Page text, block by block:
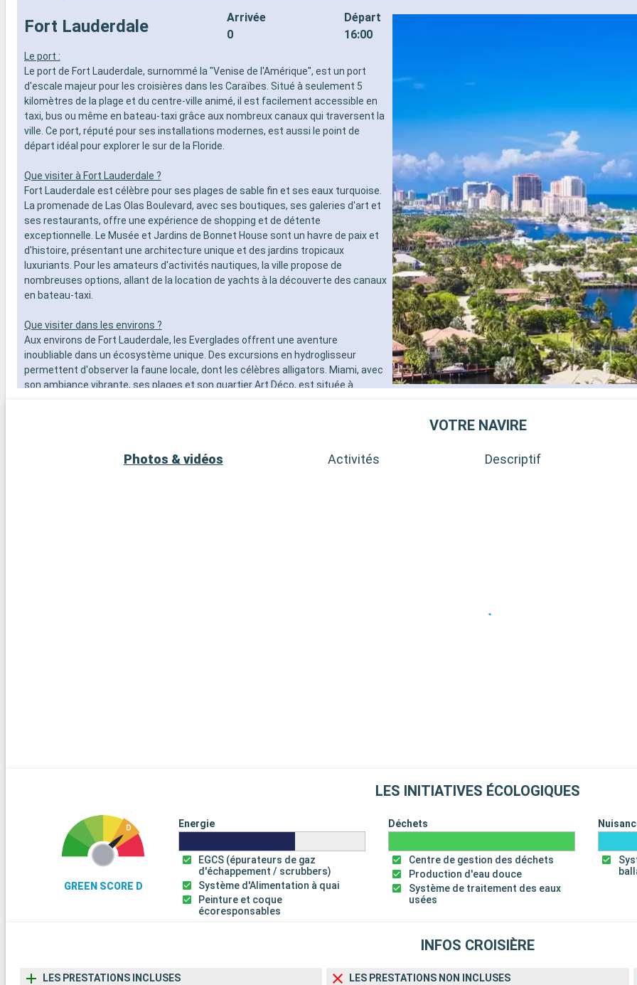
Fort Lauderdale
Arrivée
0
Départ
16:00
Le port :
Le port de Fort Lauderdale, surnommé la "Venise de l'Amérique", est un port
d'escale majeur pour les croisières dans les Caraïbes. Situé à seulement 5
kilomètres de la plage et du centre-ville animé, il est facilement accessible en
taxi, bus ou même en bateau-taxi grâce aux nombreux canaux qui traversent la
ville. Ce port, réputé pour ses installations modernes, est aussi le point de
départ idéal pour explorer le sur de la Floride.
Que visiter à Fort Lauderdale ?
Fort Lauderdale est célèbre pour ses plages de sable fin et ses eaux turquoise.
La promenade de Las Olas Boulevard, avec ses boutiques, ses galeries d'art et
ses restaurants, offre une expérience de shopping et de détente
exceptionnelle. Le Musée et Jardins de Bonnet House sont un havre de paix et
d'histoire, présentant une architecture unique et des jardins tropicaux
luxuriants. Pour les amateurs d'activités nautiques, la ville propose de
nombreuses options, allant de la location de yachts à la découverte des canaux
en bateau-taxi.
Que visiter dans les environs ?
Aux environs de Fort Lauderdale, les Everglades offrent une aventure
inoubliable dans un écosystème unique. Des excursions en hydroglisseur
permettent d'observer la faune locale, dont les célèbres alligators. Miami, avec
son ambiance vibrante, ses plages et son quartier Art Déco, est située à
VOTRE NAVIRE
Photos & vidéos Activités Descriptif
LES INITIATIVES ÉCOLOGIQUES
GREEN SCORE D
Energie
EGCS (épurateurs de gaz
d'échappement / scrubbers)
Système d'Alimentation à quai
Peinture et coque
écoresponsables
Déchets
Centre de gestion des déchets
Production d'eau douce
Système de traitement des eaux
usées
INFOS CROISIÈRE
LES PRESTATIONS INCLUSES LES PRESTATIONS NON INCLUSES